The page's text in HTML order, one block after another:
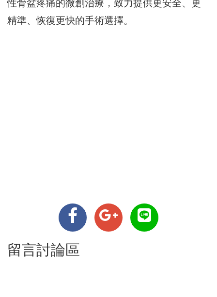
性骨盆疼痛的微創治療， 致力提供更安全、更
精準、恢復更快的手術選擇。
留言討論區